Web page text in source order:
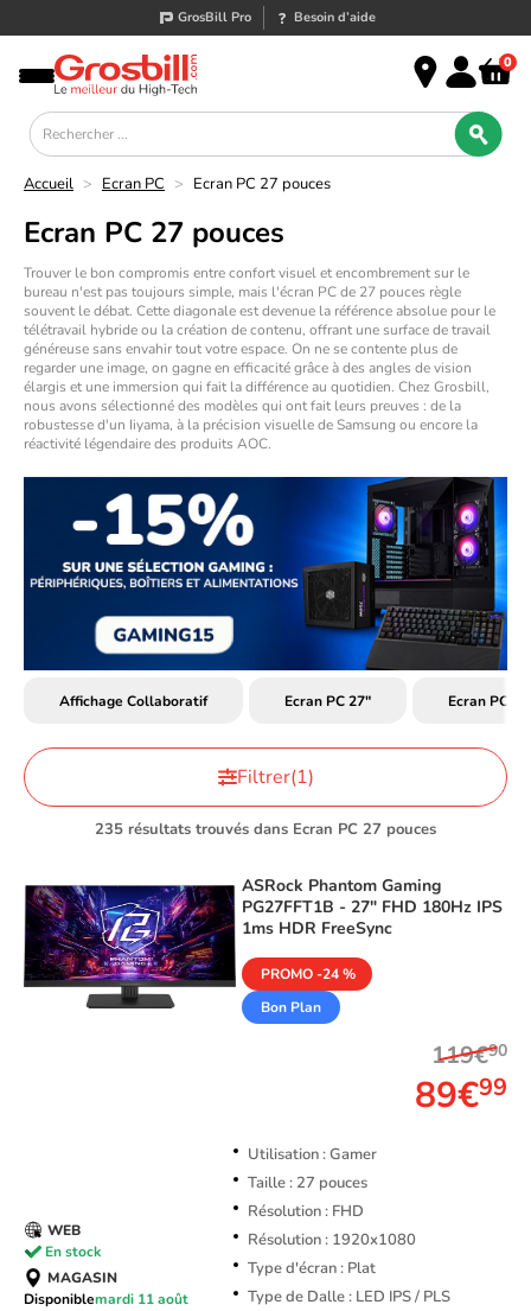
GrosBill Pro Besoin d’aide
0
Accueil > Ecran PC > Ecran PC 27 pouces
Ecran PC 27 pouces
Trouver le bon compromis entre confort visuel et encombrement sur le
bureau n'est pas toujours simple, mais l'écran PCde 27 pouces règle
souvent le débat. Cette diagonale est devenue la référence absolue pour le
télétravail hybride ou la création de contenu, offrant une surface de travail
généreuse sans envahir tout votre espace. On ne se contente plus de
regarder une image, on gagne en efficacité grâce à des angles de vision
élargis et une immersion qui fait la différence au quotidien. Chez Grosbill,
nous avons sélectionné des modèles qui ont fait leurs preuves : de la
robustesse d'un Iiyama, à la précision visuelle de Samsung ou encore la
réactivité légendaire des produits AOC.
Affichage Collaboratif Ecran PC 27" Ecran PC
235 résultats trouvés dans Ecran PC 27 pouces
Filtrer(1)
ASRock Phantom Gaming
PG27FFT1B - 27" FHD 180Hz IPS
1ms HDR FreeSync
PROMO -24 %
Bon Plan
119€90
89€99
Utilisation : Gamer
Taille : 27 pouces
Résolution : FHD
Résolution : 1920x1080
Type d'écran : Plat
Type de Dalle : LED IPS / PLS
WEB
En stock
MAGASIN
Disponiblemardi 11 août